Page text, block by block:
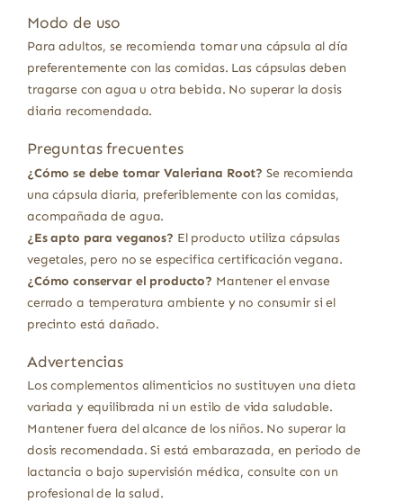
Modo de uso
Para adultos, se recomienda tomar una cápsula al día
preferentemente con las comidas. Las cápsulas deben
tragarse con agua u otra bebida. No superar la dosis
diaria recomendada.
Preguntas frecuentes
¿Cómo se debe tomar Valeriana Root? Se recomienda
una cápsula diaria, preferiblemente con las comidas,
acompañada de agua.
¿Es apto para veganos? El producto utiliza cápsulas
vegetales, pero no se especifica certificación vegana.
¿Cómo conservar el producto? Mantener el envase
cerrado a temperatura ambiente y no consumir si el
precinto está dañado.
Advertencias
Los complementos alimenticios no sustituyen una dieta
variada y equilibrada ni un estilo de vida saludable.
Mantener fuera del alcance de los niños. No superar la
dosis recomendada. Si está embarazada, en periodo de
lactancia o bajo supervisión médica, consulte con un
profesional de la salud.